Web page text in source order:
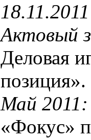
Актовый
Деловая
позиция».
Май 2011:
«Фокус»